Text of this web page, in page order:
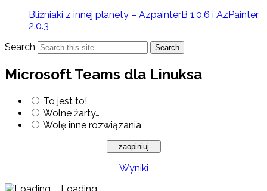
Bliźniaki z innej planety – AzpainterB 1.0.6 i AzPainter
2.0.3
Search
Search
Microsoft Teams dla Linuksa
To jest to!
Wolne żarty…
Wolę inne rozwiązania
Wyniki
Loading ...